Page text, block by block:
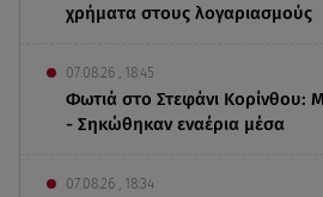
χρήματα στους λογαριασμούς
07.08.26 , 18:45
Φωτιά στο Στεφάνι Κορίνθου:
- Σηκώθηκαν εναέρια μέσα
07.08.26 , 18:34